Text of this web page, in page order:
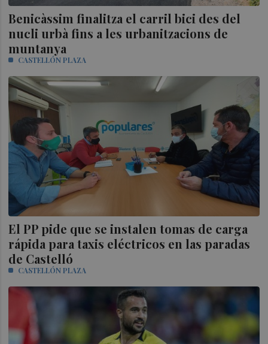
Benicàssim finalitza el carril bici des del
nucli urbà fins a les urbanitzacions de
muntanya
CASTELLÓN PLAZA
El PP pide que se instalen tomas de carga
rápida para taxis eléctricos en las paradas
de Castelló
CASTELLÓN PLAZA